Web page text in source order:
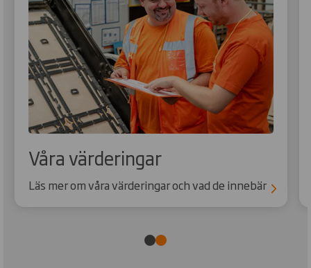
Våra värderingar
Läs mer om våra värderingar och vad de innebär